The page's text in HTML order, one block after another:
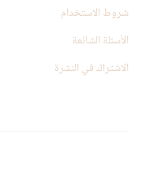
شروط الاستخدام
الأسئلة الشائعة
الاشتراك في النشرة